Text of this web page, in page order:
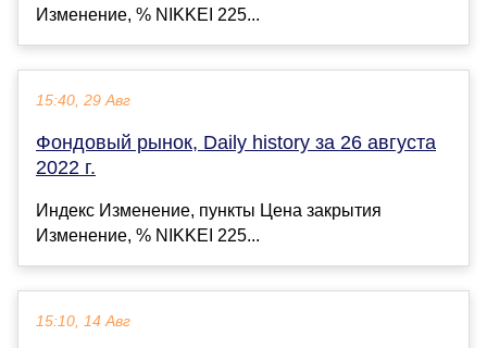
Изменение, % NIKKEI 225...
15:40, 29 Авг
Фондовый рынок, Daily history за 26 августа
2022 г.
Индекс Изменение, пункты Цена закрытия
Изменение, % NIKKEI 225...
15:10, 14 Авг